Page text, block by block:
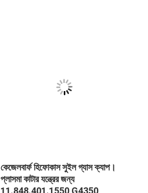
কেজেলবার্ফ হিফোকাস সুইল গ্যাস ক্যাপ।
প্লাসমা কাটার যন্ত্রের জন্য
11.848.401.1550 G4350